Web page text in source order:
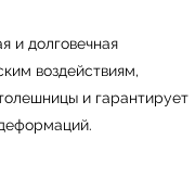
и долговечная
воздействиям,
и гарантирует